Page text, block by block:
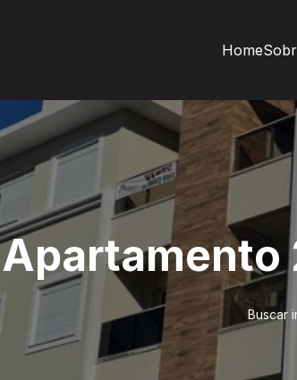
Home
Apartamento
Buscar